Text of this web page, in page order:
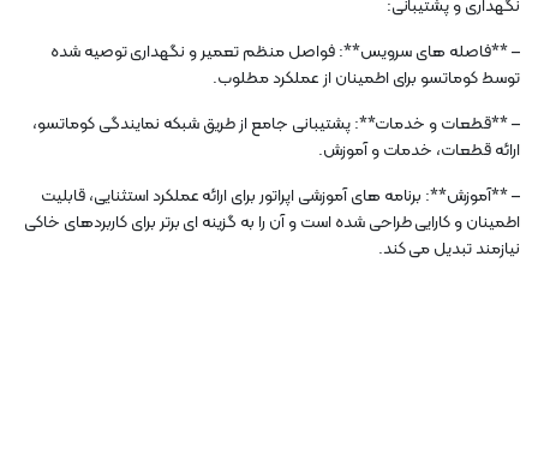
نگهداری و پشتیبانی:
– **فاصله های سرویس**: فواصل منظم تعمیر و نگهداری توصیه شده
توسط کوماتسو برای اطمینان از عملکرد مطلوب.
– **قطعات و خدمات**: پشتیبانی جامع از طریق شبکه نمایندگی کوماتسو،
ارائه قطعات، خدمات و آموزش.
– **آموزش**: برنامه های آموزشی اپراتور برای ارائه عملکرد استثنایی، قابلیت
اطمینان و کارایی طراحی شده است و آن را به گزینه ای برتر برای کاربردهای خاکی
نیازمند تبدیل می کند.